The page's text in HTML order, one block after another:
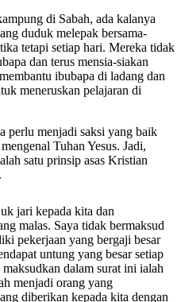
di Sabah, ada kalanya
duduk melepak bersama-
tetapi setiap hari. Mereka tidak
dan terus mensia-siakan
ibubapa di ladang dan
meneruskan pelajaran di
perlu menjadi saksi yang baik
Tuhan Yesus. Jadi,
satu prinsip asas Kristian
jari kepada kita dan
malas. Saya tidak bermaksud
pekerjaan yang bergaji besar
untung yang besar setiap
dalam surat ini ialah
menjadi orang yang
diberikan kepada kita dengan